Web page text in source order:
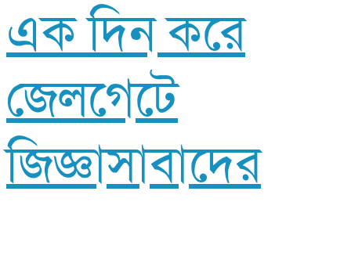
এক দিন করে
জেলগেটে
জিজ্ঞাসাবাদের